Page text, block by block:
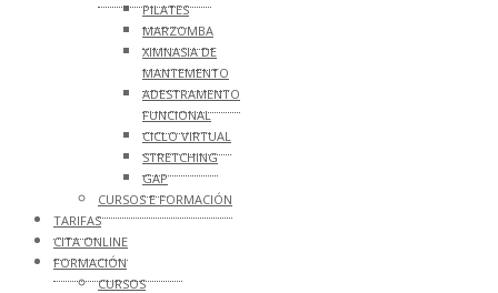
PILATES
MARZOMBA
XIMNASIA DE
MANTEMENTO
ADESTRAMENTO
FUNCIONAL
CICLO VIRTUAL
STRETCHING
GAP
CURSOS E FORMACIÓN
TARIFAS
CITA ONLINE
FORMACIÓN
CURSOS